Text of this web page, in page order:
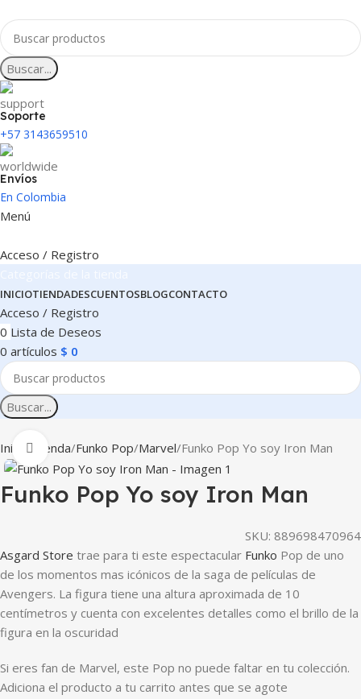
Buscar...
Soporte
+57 3143659510
Envíos
En Colombia
Menú
Acceso / Registro
INICIOTIENDADESCUENTOSBLOGCONTACTO
Acceso / Registro
0 Lista de Deseos
0 artículos $ 0
Buscar...
Inicio Tienda Funko Pop Marvel Funko Pop Yo soy Iron Man
Clic para ampliar
Funko Pop Yo soy Iron Man
SKU: 889698470964
Asgard Store trae para ti este espectacular Funko Pop de uno
de los momentos mas icónicos de la saga de películas de
Avengers. La figura tiene una altura aproximada de 10
centímetros y cuenta con excelentes detalles como el brillo de la
figura en la oscuridad
Si eres fan de Marvel, este Pop no puede faltar en tu colección.
Adiciona el producto a tu carrito antes que se agote